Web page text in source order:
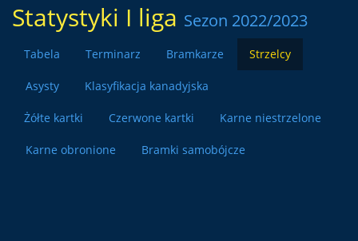
Statystyki I liga Sezon 2022/2023
Tabela Terminarz Bramkarze Strzelcy
Asysty Klasyfikacja kanadyjska
Żółte kartki Czerwone kartki Karne niestrzelone
Karne obronione Bramki samobójcze